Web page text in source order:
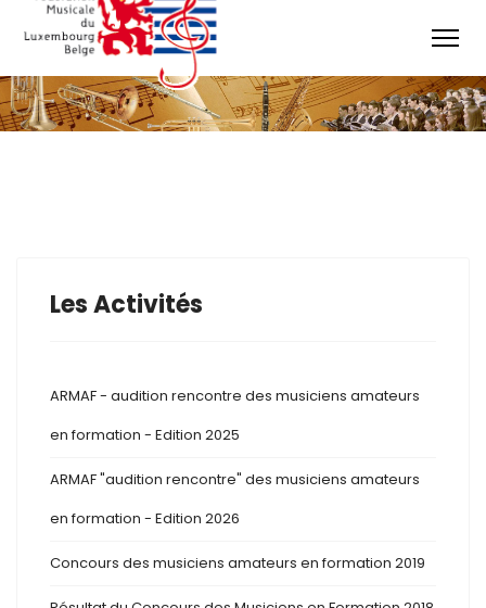
Les Activités
ARMAF - audition rencontre des musiciens amateurs
en formation - Edition 2025
ARMAF "audition rencontre" des musiciens amateurs
en formation - Edition 2026
Concours des musiciens amateurs en formation 2019